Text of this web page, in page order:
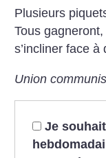
Plusieurs
Tous
s’incliner face
Union
Je